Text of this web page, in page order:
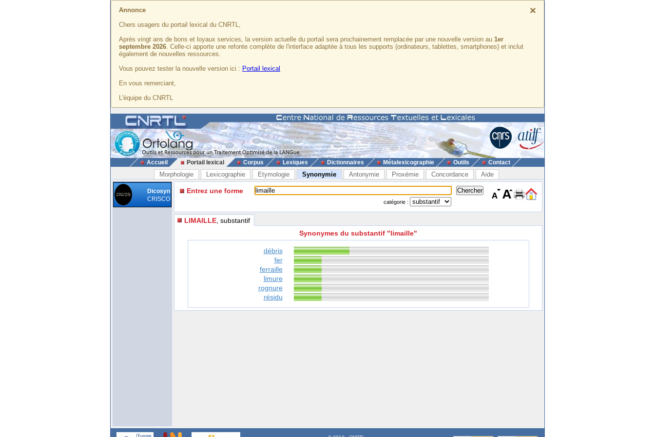
×
Annonce
Chers usagers du portail lexical du CNRTL,
Après vingt ans de bons et loyaux services, la version actuelle du portail sera prochainement remplacée par une nouvelle version au 1er
septembre 2026. Celle-ci apporte une refonte complète de l'interface adaptée à tous les supports (ordinateurs, tablettes, smartphones) et inclut
également de nouvelles ressources.
Vous pouvez tester la nouvelle version ici : Portail lexical
En vous remerciant,
L'équipe du CNRTL
Accueil Portail lexical Corpus Lexiques Dictionnaires Métalexicographie Outils Contact
Morphologie Lexicographie Etymologie Synonymie Antonymie Proxémie Concordance Aide
Dicosyn
CRISCO
Entrez une forme
catégorie :
LIMAILLE , substantif
Synonymes du substantif "limaille"
débris
fer
ferraille
limure
rognure
résidu